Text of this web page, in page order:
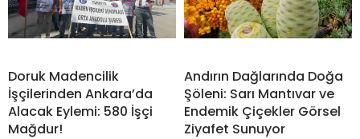
Doruk Madencilik
İşçilerinden Ankara’da
Alacak Eylemi: 580 İşçi
Mağdur!
Andırın Dağlarında Doğa
Şöleni: Sarı Mantıvar ve
Endemik Çiçekler Görsel
Ziyafet Sunuyor